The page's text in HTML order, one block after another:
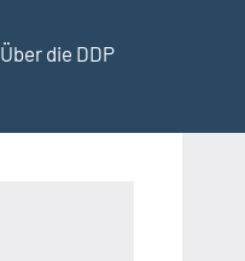
Über die DDP